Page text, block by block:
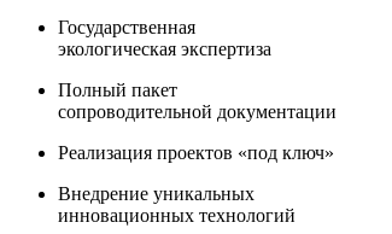
Государственная
экологическая экспертиза
Полный пакет
сопроводительной документации
Реализация проектов «под ключ»
Внедрение уникальных
инновационных технологий